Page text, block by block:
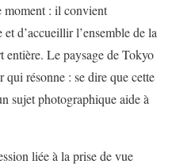
moment : il convient
et d’accueillir l’ensemble de la
entière. Le paysage de Tokyo
qui résonne : se dire que cette
sujet photographique aide à
liée à la prise de vue